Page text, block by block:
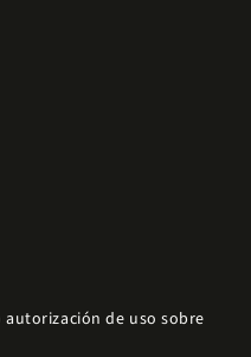
de uso sobre